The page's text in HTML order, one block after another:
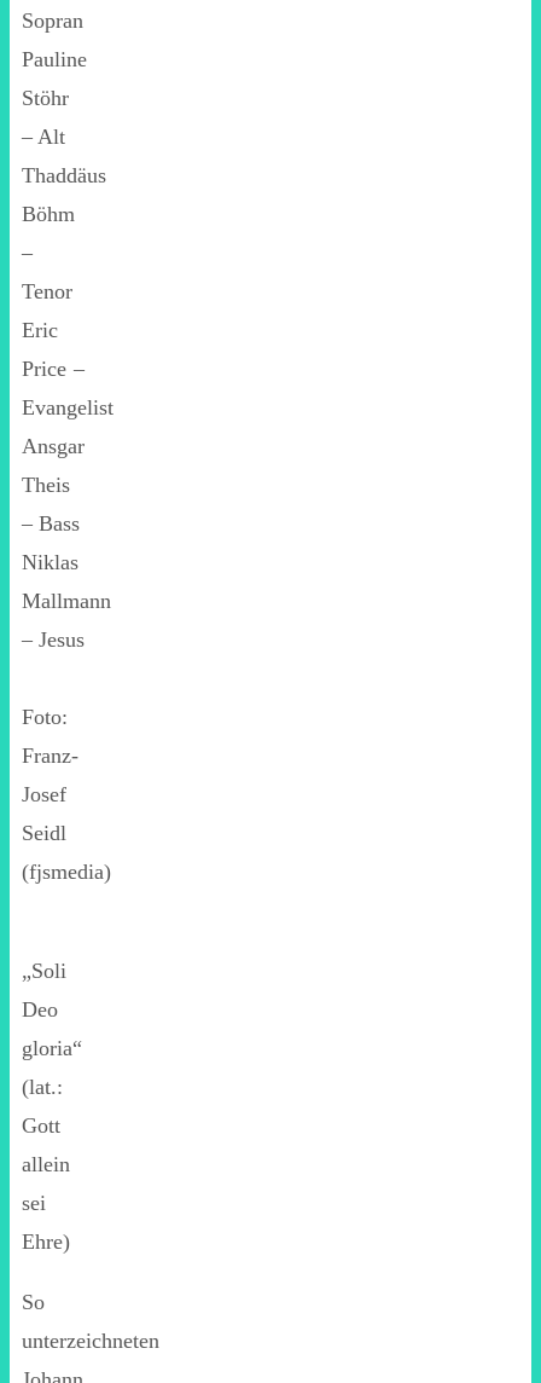
Sopran
Pauline
Stöhr
– Alt
Thaddäus
Böhm
–
Tenor
Eric
Price –
Evangelist
Ansgar
Theis
– Bass
Niklas
Mallmann
– Jesus
Foto:
Franz-
Josef
Seidl
(fjsmedia)
„Soli
Deo
gloria“
(lat.:
Gott
allein
sei
Ehre)
So
unterzeichneten